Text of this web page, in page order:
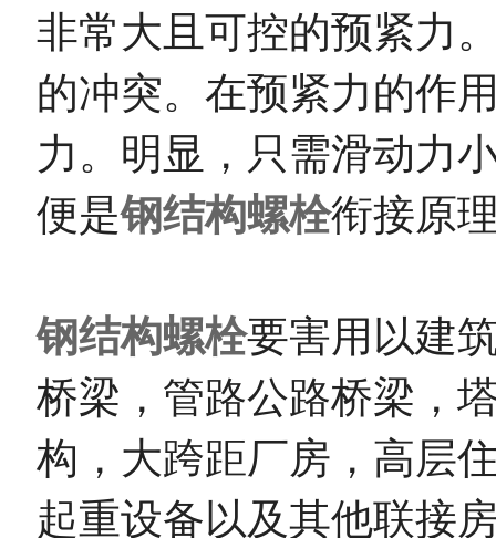
非常大且可控的预紧力
的冲突。在预紧力的作
力。明显，只需滑动力
便是钢结构螺栓衔接原
钢结构螺栓要害用以建
桥梁，管路公路桥梁，
构，大跨距厂房，高层
起重设备以及其他联接